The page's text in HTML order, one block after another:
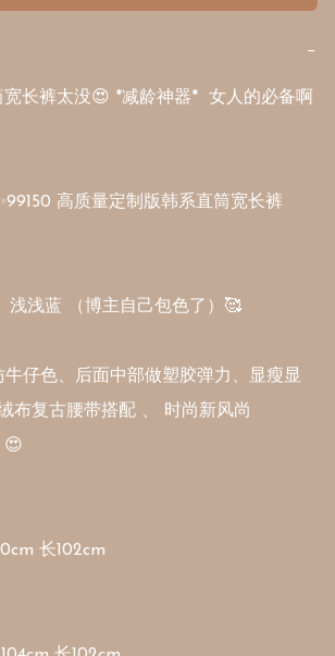
−
长裤太没😍 *减龄神器*  女人的必备啊
高质量定制版韩系直筒宽长裤
浅浅蓝 （博主自己包色了）🥰
仔色、后面中部做塑胶弹力、显瘦显
布复古腰带搭配 、 时尚新风尚
😍
长102cm